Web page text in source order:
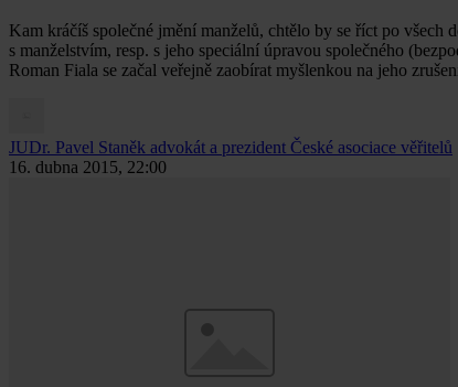
Kam kráčíš společné jmění manželů, chtělo by se říct po
s manželstvím, resp. s jeho speciální úpravou společného
Roman Fiala se začal veřejně zaobírat myšlenkou na jeho
JUDr. Pavel Staněk advokát a prezident České asociace věřitelů
16. dubna 2015, 22:00